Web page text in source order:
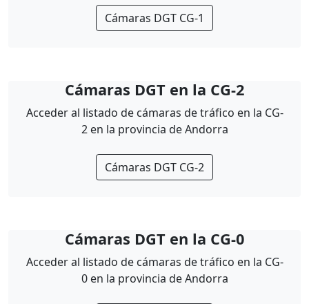
Cámaras DGT CG-1
Cámaras DGT en la CG-2
Acceder al listado de cámaras de tráfico en la CG-
2 en la provincia de Andorra
Cámaras DGT CG-2
Cámaras DGT en la CG-0
Acceder al listado de cámaras de tráfico en la CG-
0 en la provincia de Andorra